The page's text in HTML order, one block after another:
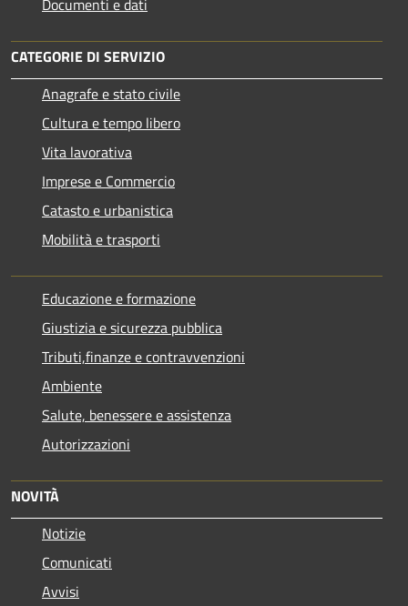
Documenti e dati
CATEGORIE DI SERVIZIO
Anagrafe e stato civile
Cultura e tempo libero
Vita lavorativa
Imprese e Commercio
Catasto e urbanistica
Mobilità e trasporti
Educazione e formazione
Giustizia e sicurezza pubblica
Tributi,finanze e contravvenzioni
Ambiente
Salute, benessere e assistenza
Autorizzazioni
NOVITÀ
Notizie
Comunicati
Avvisi